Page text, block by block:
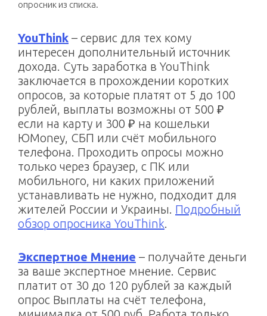
опросник из списка.
YouThink – сервис для тех кому
интересен дополнительный источник
дохода. Суть заработка в YouThink
заключается в прохождении коротких
опросов, за которые платят от 5 до 100
рублей, выплаты возможны от 500 ₽
если на карту и 300 ₽ на кошельки
ЮMoney, СБП или счёт мобильного
телефона. Проходить опросы можно
только через браузер, с ПК или
мобильного, ни каких приложений
устанавливать не нужно, подходит для
жителей России и Украины. Подробный
обзор опросника YouThink.
Экспертное Мнение – получайте деньги
за ваше экспертное мнение. Сервис
платит от 30 до 120 рублей за каждый
опрос Выплаты на счёт телефона,